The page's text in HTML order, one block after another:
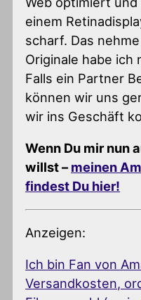
einem
scharf. Das
Originale habe ich
Falls ein Partner
können wir uns
wir ins Geschäft
Wenn Du mir nun
willst –meinen
findest Du hier!
Anzeigen:
Ich bin Fan von
Versandkosten,